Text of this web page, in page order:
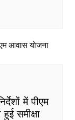
में पीएम
समीक्षा